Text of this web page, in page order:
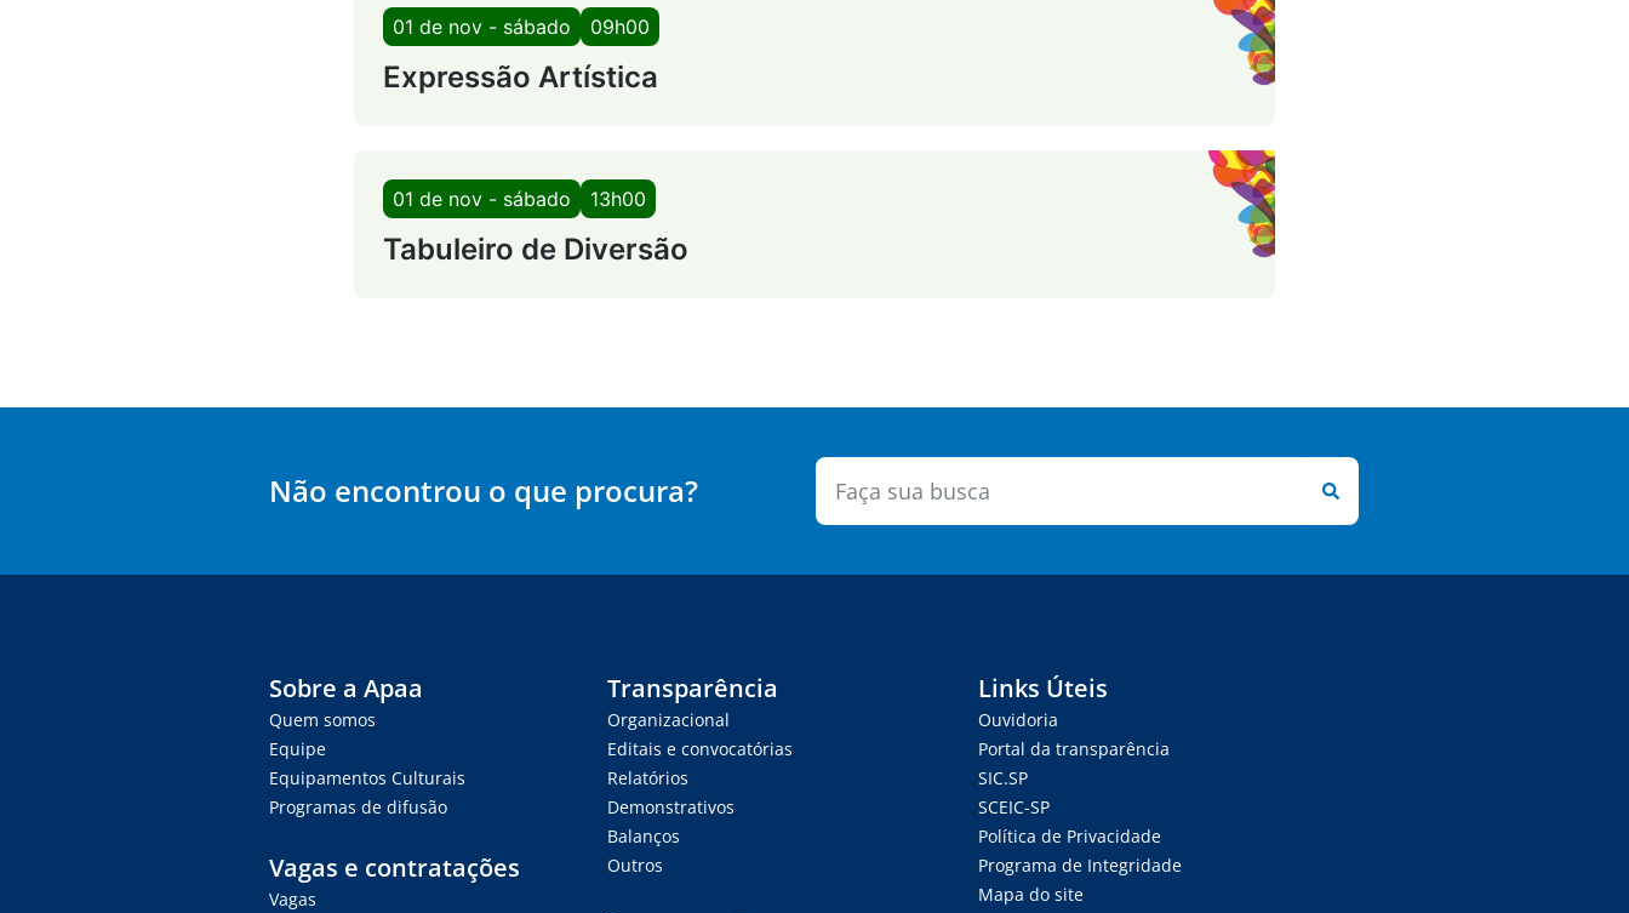
01 de nov - sábado 09h00
Expressão Artística
01 de nov - sábado 13h00
Tabuleiro de Diversão
Não encontrou o que procura?
Sobre a Apaa
Quem somos
Equipe
Equipamentos Culturais
Programas de difusão
Vagas e contratações
Vagas
Transparência
Organizacional
Editais e convocatórias
Relatórios
Demonstrativos
Balanços
Outros
Links Úteis
Ouvidoria
Portal da transparência
SIC.SP
SCEIC-SP
Política de Privacidade
Programa de Integridade
Mapa do site